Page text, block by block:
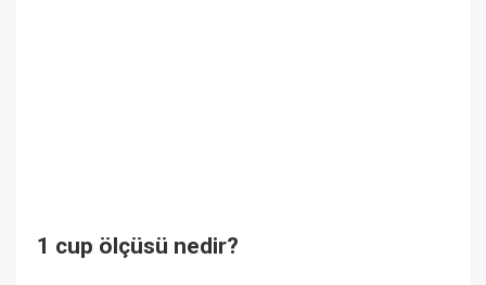
1 cup ölçüsü nedir?